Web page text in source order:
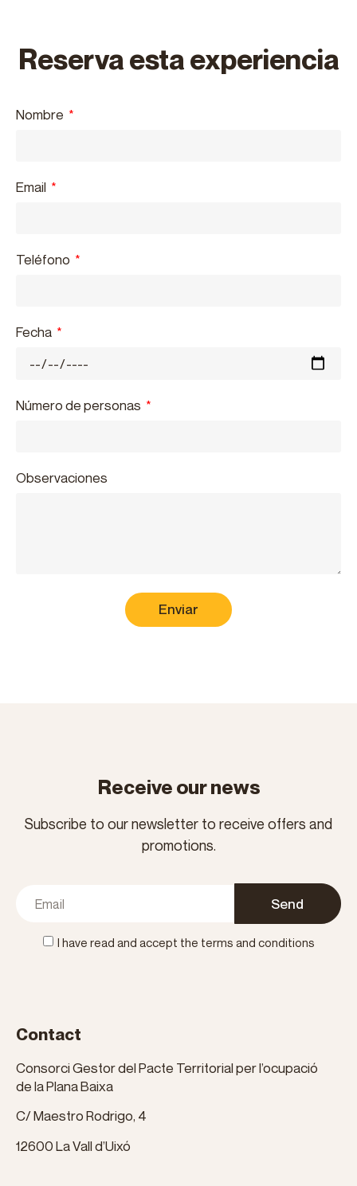
Reserva esta experiencia
Nombre
Email
Teléfono
Fecha
Número de personas
Observaciones
Enviar
Receive our news
Subscribe to our newsletter to receive offers and
promotions.
I have read and accept the terms and conditions
Send
Contact
Consorci Gestor del Pacte Territorial per l’ocupació
de la Plana Baixa
C/ Maestro Rodrigo, 4
12600 La Vall d’Uixó